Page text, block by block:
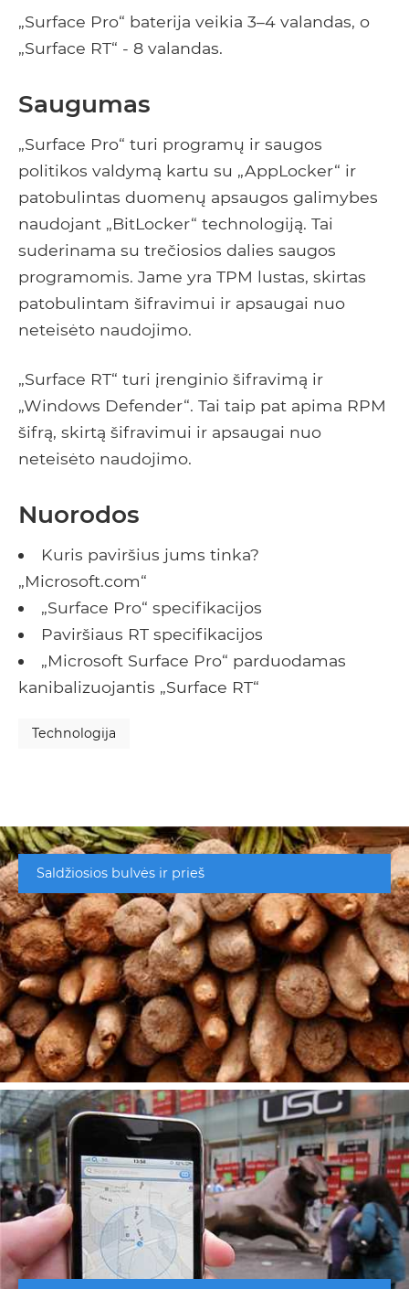
„Surface Pro“ baterija veikia 3–4 valandas, o
„Surface RT“ - 8 valandas.
Saugumas
„Surface Pro“ turi programų ir saugos
politikos valdymą kartu su „AppLocker“ ir
patobulintas duomenų apsaugos galimybes
naudojant „BitLocker“ technologiją. Tai
suderinama su trečiosios dalies saugos
programomis. Jame yra TPM lustas, skirtas
patobulintam šifravimui ir apsaugai nuo
neteisėto naudojimo.
„Surface RT“ turi įrenginio šifravimą ir
„Windows Defender“. Tai taip pat apima RPM
šifrą, skirtą šifravimui ir apsaugai nuo
neteisėto naudojimo.
Nuorodos
Kuris paviršius jums tinka?
„Microsoft.com“
„Surface Pro“ specifikacijos
Paviršiaus RT specifikacijos
„Microsoft Surface Pro“ parduodamas
kanibalizuojantis „Surface RT“
Technologija
Saldžiosios bulvės ir prieš